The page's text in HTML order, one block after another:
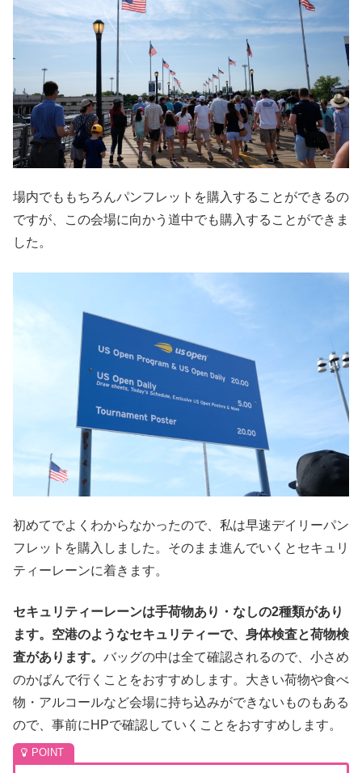
場内でももちろんパンフレットを購入することができるの
ですが、この会場に向かう道中でも購入することができま
した。
初めてでよくわからなかったので、私は早速デイリーパン
フレットを購入しました。そのまま進んでいくとセキュリ
ティーレーンに着きます。
セキュリティーレーンは手荷物あり・なしの2種類があり
ます。空港のようなセキュリティーで、身体検査と荷物検
査があります。 バッグの中は全て確認されるので、小さめ
のかばんで行くことをおすすめします。大きい荷物や食べ
物・アルコールなど会場に持ち込みができないものもある
ので、事前にHPで確認していくことをおすすめします。